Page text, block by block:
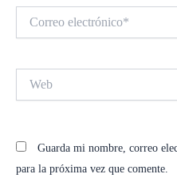
electrónico*
Guarda mi nombre, correo
para la próxima vez que comente.